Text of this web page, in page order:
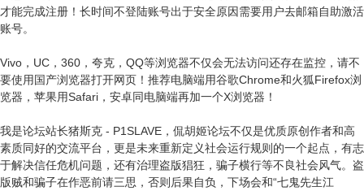
才能完成注册！长时间不登陆账号出于安全原因需要用户去邮箱自助激活
账号。
Vivo，UC，360，夸克，QQ等浏览器不仅会无法访问还存在监控，请不
要使用国产浏览器打开网页！推荐电脑端用谷歌Chrome和火狐Firefox浏
览器，苹果用Safari，安卓同电脑端再加一个X浏览器！
我是论坛站长猪斯克 - P1SLAVE，侃胡姬论坛不仅是优质原创作者和高
素质同好的交流平台，更是未来重新定义社会运行规则的一个起点，有志
于解决信任危机问题，还有治理盗版猖狂，骗子横行等不良社会风气。盗
版贼和骗子在作恶前请三思，否则后果自负，下场会和“七鬼先生江